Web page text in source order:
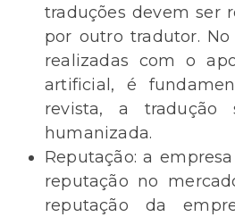
traduções devem ser
por outro tradutor.
realizadas com o
artificial, é
revista, a tradução
humanizada.
Reputação: a
reputação no
reputação da